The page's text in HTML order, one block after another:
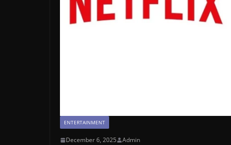
ENTERTAINMENT
December 6, 2025 Admin